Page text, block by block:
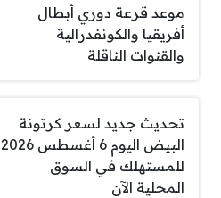
موعد قرعة دوري أبطال
أفريقيا والكونفدرالية
والقنوات الناقلة
تحديث جديد لسعر كرتونة
البيض اليوم 6 أغسطس 2026
للمستهلك في السوق
المحلية الآن